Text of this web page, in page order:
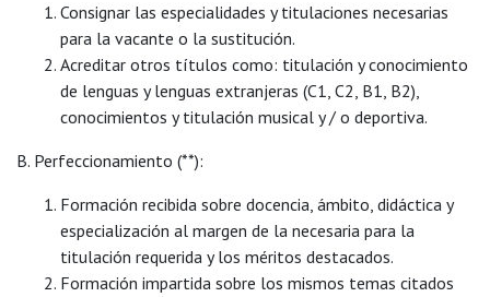
Consignar las especialidades y titulaciones necesarias
para la vacante o la sustitución.
Acreditar otros títulos como: titulación y conocimiento
de lenguas y lenguas extranjeras (C1, C2, B1, B2),
conocimientos y titulación musical y / o deportiva.
B. Perfeccionamiento (**):
Formación recibida sobre docencia, ámbito, didáctica y
especialización al margen de la necesaria para la
titulación requerida y los méritos destacados.
Formación impartida sobre los mismos temas citados